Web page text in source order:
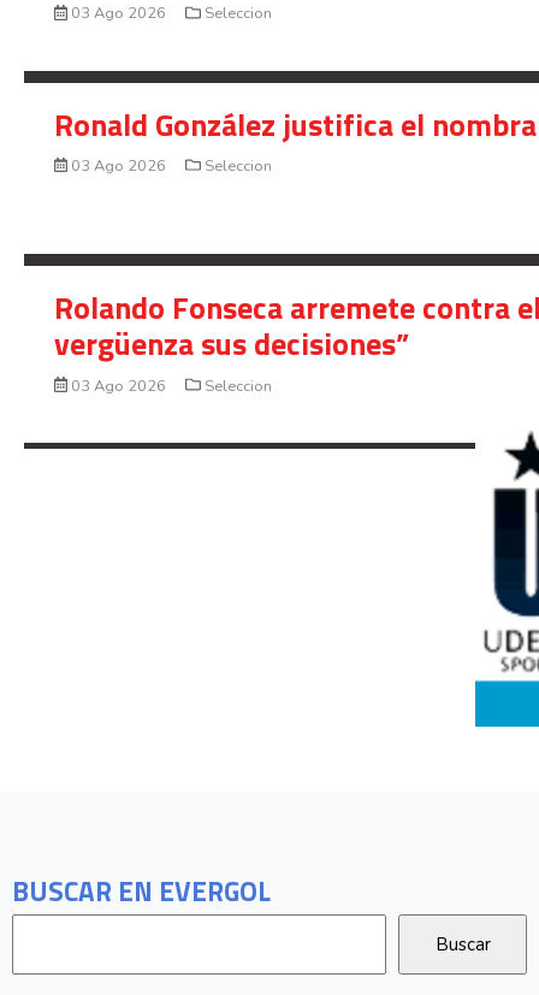
BUSCAR EN EVERGOL
03 Ago 2026 Seleccion
Ronald González justifica el
03 Ago 2026 Seleccion
Rolando Fonseca arremete contra
vergüenza sus decisiones”
03 Ago 2026 Seleccion